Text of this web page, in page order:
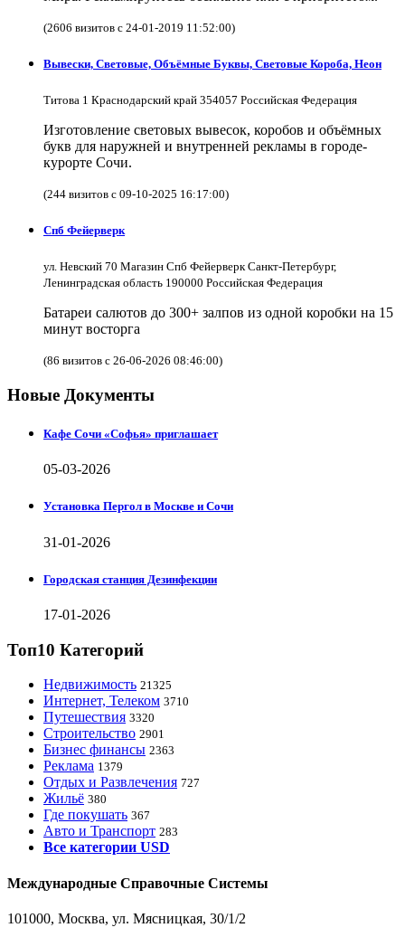
(2606 визитов с 24-01-2019 11:52:00)
Вывески, Световые, Объёмные Буквы, Световые Короба, Неон
Титова 1 Краснодарский край 354057 Российская Федерация
Изготовление световых вывесок, коробов и объёмных
букв для наружней и внутренней рекламы в городе-
курорте Сочи.
(244 визитов с 09-10-2025 16:17:00)
Спб Фейерверк
ул. Невский 70 Магазин Спб Фейерверк Санкт-Петербург,
Ленинградская область 190000 Российская Федерация
Батареи салютов до 300+ залпов из одной коробки на 15
минут восторга
(86 визитов с 26-06-2026 08:46:00)
Новые Документы
Кафе Сочи «Софья» приглашает
05-03-2026
Установка Пергол в Москве и Сочи
31-01-2026
Городская станция Дезинфекции
17-01-2026
Топ10 Категорий
Недвижимость 21325
Интернет, Телеком 3710
Путешествия 3320
Строительство 2901
Бизнес финансы 2363
Реклама 1379
Отдых и Развлечения 727
Жильё 380
Где покушать 367
Авто и Транспорт 283
Все категории USD
Международные Справочные Системы
101000, Москва, ул. Мясницкая, 30/1/2